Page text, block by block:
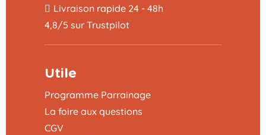
Livraison rapide 24 - 48h
4,8/5 sur Trustpilot
Utile
Programme Parrainage
La foire aux questions
CGV